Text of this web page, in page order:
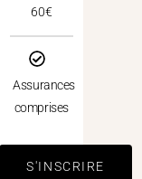
60€
Assurances
comprises
S'INSCRIRE